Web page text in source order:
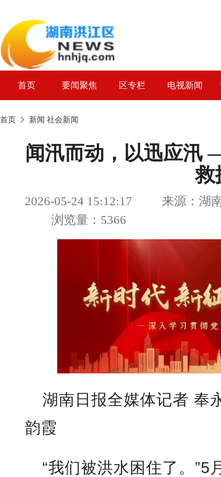
首页 要闻聚焦 区专栏 电视新闻
首页 新闻 社会新闻
闻汛而动，以迅应汛
救
2026-05-24 15:12:17 来源：湖南
浏览量：5366
湖南日报全媒体记者 奉
韵霞
“我们被洪水困住了。